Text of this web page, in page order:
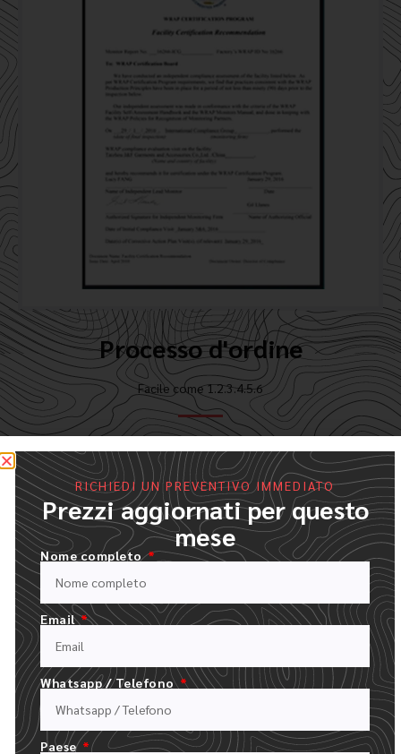
Processo d'ordine
Facile come 1.2.3.4.5.6
RICHIEDI UN PREVENTIVO IMMEDIATO
Prezzi aggiornati per questo
mese
Nome completo
Email
Whatsapp / Telefono
Paese